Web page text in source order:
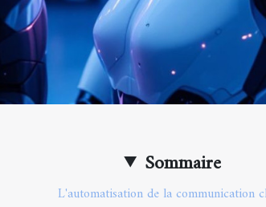
Sommaire
L'automatisation de la communication